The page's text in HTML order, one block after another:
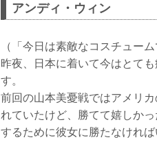
アンディ・ウィン
（「今日は素敵なコスチュー
昨夜、日本に着いて今はとて
す。
前回の山本美憂戦ではアメリ
れていたけど、勝てて嬉しか
するために彼女に勝たなけれ